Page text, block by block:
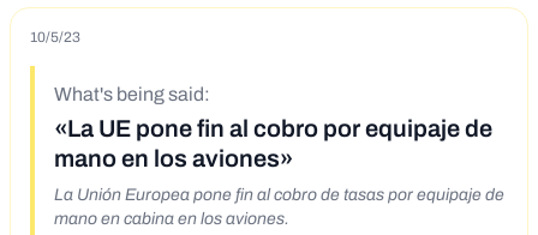
10/5/23
What's being said:
«La UE pone fin al cobro por equipaje de
mano en los aviones»
La Unión Europea pone fin al cobro de tasas por equipaje de
mano en cabina en los aviones.